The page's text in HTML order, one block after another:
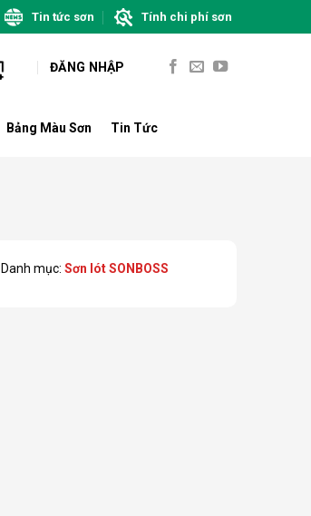
Tin tức sơn Tính chi phí sơn
ĐĂNG NHẬP
Bảng Màu Sơn Tin Tức
Danh mục: Sơn lót SONBOSS